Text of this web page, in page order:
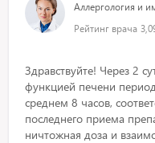
Аллергология и
Рейтинг врача
Здравствуйте! Через 2
функцией печени
среднем 8 часов,
последнего приема
ничтожная доза и